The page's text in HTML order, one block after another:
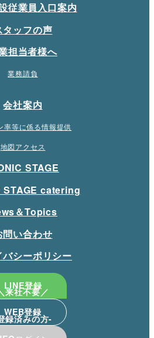
従業員入口案内
タッフの声
担当者様へ
業務請負
会社案内
率等に係る情報提供
地図アクセス
STAGE
STAGE catering
＆Topics
問い合わせ
バシーポリシー
LINE登録
WEB登録